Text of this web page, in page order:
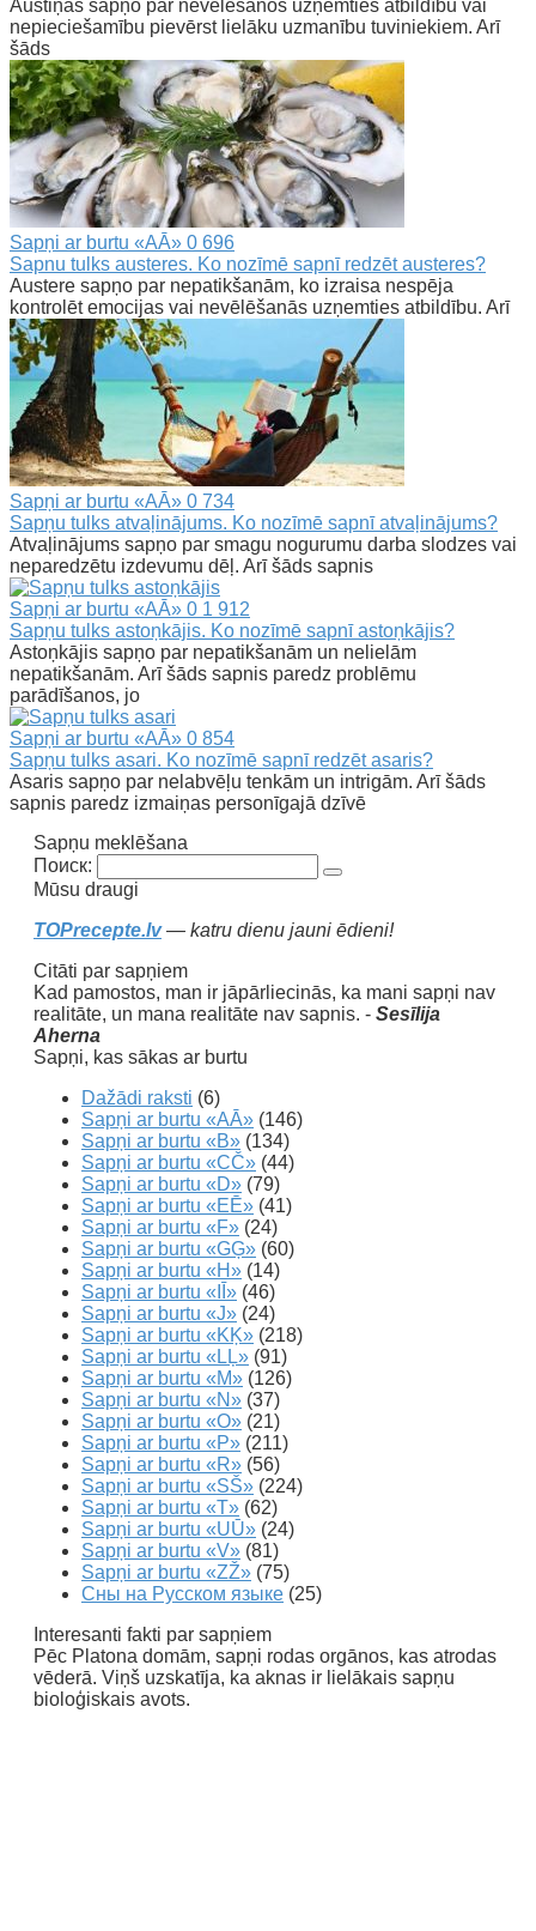
Austiņas sapņo par nevēlēšanos uzņemties atbildību vai
nepieciešamību pievērst lielāku uzmanību tuviniekiem. Arī
šāds
Sapņi ar burtu «AĀ» 0 696
Sapnu tulks austeres. Ko nozīmē sapnī redzēt austeres?
Austere sapņo par nepatikšanām, ko izraisa nespēja
kontrolēt emocijas vai nevēlēšanās uzņemties atbildību. Arī
Sapņi ar burtu «AĀ» 0 734
Sapņu tulks atvaļinājums. Ko nozīmē sapnī atvaļinājums?
Atvaļinājums sapņo par smagu nogurumu darba slodzes vai
neparedzētu izdevumu dēļ. Arī šāds sapnis
Sapņi ar burtu «AĀ» 0 1 912
Sapņu tulks astoņkājis. Ko nozīmē sapnī astoņkājis?
Astoņkājis sapņo par nepatikšanām un nelielām
nepatikšanām. Arī šāds sapnis paredz problēmu
parādīšanos, jo
Sapņi ar burtu «AĀ» 0 854
Sapņu tulks asari. Ko nozīmē sapnī redzēt asaris?
Asaris sapņo par nelabvēļu tenkām un intrigām. Arī šāds
sapnis paredz izmaiņas personīgajā dzīvē
Sapņu meklēšana
Поиск:
Mūsu draugi
TOPrecepte.lv— katru dienu jauni ēdieni!
Citāti par sapņiem
Kad pamostos, man ir jāpārliecinās, ka mani sapņi nav
realitāte, un mana realitāte nav sapnis. - Sesīlija
Aherna
Sapņi, kas sākas ar burtu
Dažādi raksti (6)
Sapņi ar burtu «AĀ» (146)
Sapņi ar burtu «B» (134)
Sapņi ar burtu «CČ» (44)
Sapņi ar burtu «D» (79)
Sapņi ar burtu «EĒ» (41)
Sapņi ar burtu «F» (24)
Sapņi ar burtu «GĢ» (60)
Sapņi ar burtu «H» (14)
Sapņi ar burtu «IĪ» (46)
Sapņi ar burtu «J» (24)
Sapņi ar burtu «KĶ» (218)
Sapņi ar burtu «LĻ» (91)
Sapņi ar burtu «M» (126)
Sapņi ar burtu «N» (37)
Sapņi ar burtu «O» (21)
Sapņi ar burtu «P» (211)
Sapņi ar burtu «R» (56)
Sapņi ar burtu «SŠ» (224)
Sapņi ar burtu «T» (62)
Sapņi ar burtu «UŪ» (24)
Sapņi ar burtu «V» (81)
Sapņi ar burtu «ZŽ» (75)
Сны на Русском языке (25)
Interesanti fakti par sapņiem
Pēc Platona domām, sapņi rodas orgānos, kas atrodas
vēderā. Viņš uzskatīja, ka aknas ir lielākais sapņu
bioloģiskais avots.